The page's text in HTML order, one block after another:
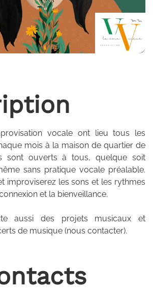
vocale ont lieu tous les
mois à la maison de quartier de
sont ouverts à tous, quelque soit
sans pratique vocale préalable.
improviserez les sons et les rythmes
et la bienveillance.
aussi des projets musicaux et
de musique (nous contacter).